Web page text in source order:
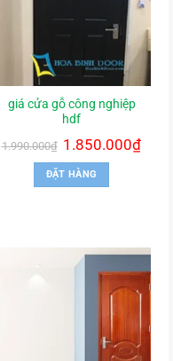
giá cửa gỗ công nghiệp
hdf
1.990.000₫ Giá
gốc
là:
1.990.000₫.
1.850.000₫Giá
ĐẶT HÀNG